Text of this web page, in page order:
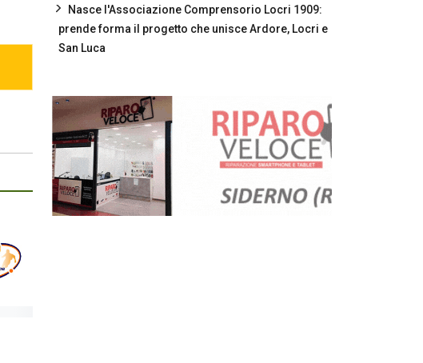
Nasce l'Associazione Comprensorio Locri 1909:
prende forma il progetto che unisce Ardore, Locri e
San Luca